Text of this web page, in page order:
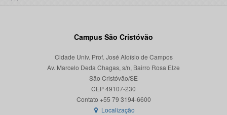
Campus São Cristóvão
Cidade Univ. Prof. José Aloísio de Campos
Av. Marcelo Deda Chagas, s/n, Bairro Rosa Elze
São Cristóvão/SE
CEP 49107-230
Localização